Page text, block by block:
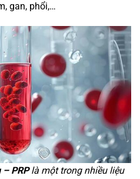
gan, phổi,…
PRPlà một trong nhiều liệu